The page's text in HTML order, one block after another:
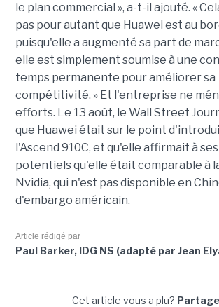
le plan commercial », a-t-il ajouté. «
pas pour autant que Huawei est au
puisqu'elle a augmenté sa part de
elle est simplement soumise à une
temps permanente pour améliorer sa
compétitivité. » Et l'entreprise ne
efforts. Le 13 août, le Wall Street
que Huawei était sur le point
l'Ascend 910C, et qu'elle affirmait à
potentiels qu'elle était comparable à
Nvidia, qui n'est pas disponible en
d'embargo américain.
Article rédigé par
Paul Barker, IDG NS (adapté par Jean
Cet article vous a plu?